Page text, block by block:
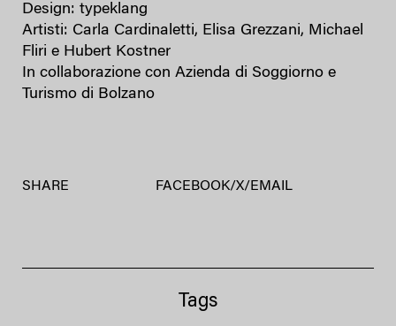
Design: typeklang
Artisti: Carla Cardinaletti, Elisa Grezzani, Michael
Fliri e Hubert Kostner
In collaborazione con Azienda di Soggiorno e
Turismo di Bolzano
SHARE FACEBOOK/X/ EMAIL
Tags